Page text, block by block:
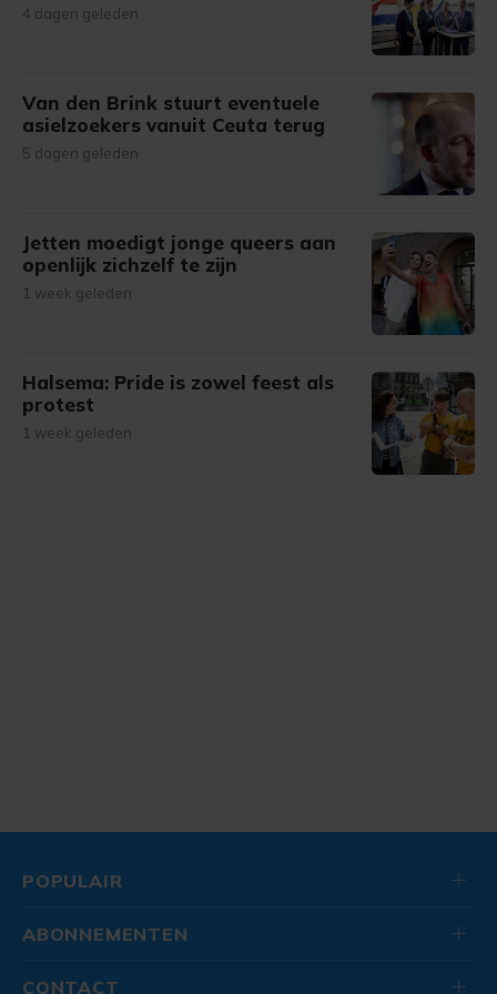
4 dagen geleden
Van den Brink stuurt eventuele
asielzoekers vanuit Ceuta terug
5 dagen geleden
Jetten moedigt jonge queers aan
openlijk zichzelf te zijn
1 week geleden
Halsema: Pride is zowel feest als
protest
1 week geleden
POPULAIR
ABONNEMENTEN
CONTACT